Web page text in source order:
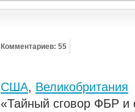
Комментариев: 55
США, Великобритания
«Тайный сговор ФБР и